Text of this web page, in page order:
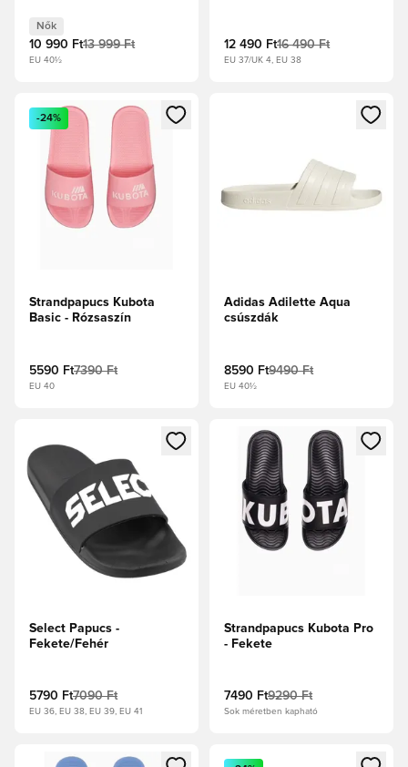
Nők
10 990 Ft13 999 Ft
EU 40½
12 490 Ft16 490 Ft
EU 37/UK 4, EU 38
Megnyit egy modált a bejelentkezéshez vagy a tagként
-24%
Strandpapucs Kubota
Basic - Rózsaszín
5590 Ft7390 Ft
EU 40
Megnyit egy modált a
Adidas Adilette Aqua
csúszdák
8590 Ft9490 Ft
EU 40½
Megnyit egy modált a bejelentkezéshez vagy a tagként
Select Papucs -
Fekete/Fehér
5790 Ft7090 Ft
EU 36, EU 38, EU 39, EU 41
Megnyit egy modált a
Strandpapucs Kubota Pro
- Fekete
7490 Ft9290 Ft
Sok méretben kapható
Megnyit egy modált a bejelentkezéshez vagy a tagként
Megnyit egy modált a